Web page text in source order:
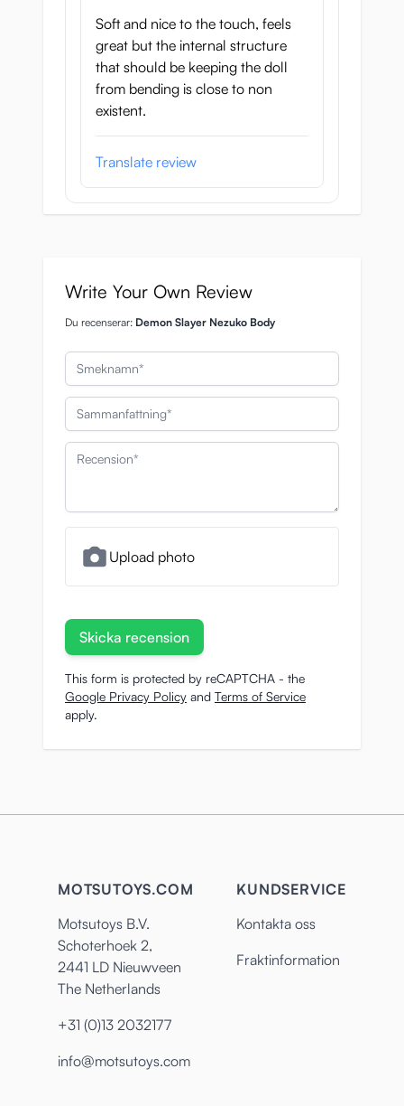
Soft and nice to the touch, feels
great but the internal structure
that should be keeping the doll
from bending is close to non
existent.
Translate review
Write Your Own Review
Du recenserar: Demon Slayer Nezuko Body
Smeknamn
Sammanfattning
Recension
Upload photo
Skicka recension
This form is protected by reCAPTCHA - the
Google Privacy Policy and Terms of Service
apply.
MOTSUTOYS.COM
Motsutoys B.V.
Schoterhoek 2,
2441 LD Nieuwveen
The Netherlands
+31 (0)13 2032177
info@motsutoys.com
KUNDSERVICE
Kontakta oss
Fraktinformation